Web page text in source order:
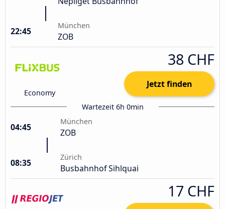
22:45
München
ZOB
Economy
38 CHF
Jetzt finden
Wartezeit 6h 0min
04:45
München
ZOB
08:35
Zürich
Busbahnhof Sihlquai
17 CHF